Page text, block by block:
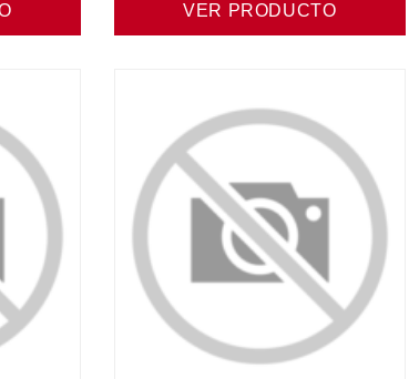
VER PRODUCTO